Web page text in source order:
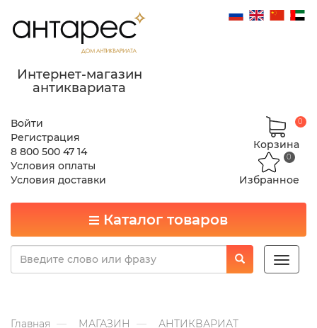
Интернет-магазин
антиквариата
Войти
Регистрация
8 800 500 47 14
Условия оплаты
Условия доставки
Корзина
0
Избранное
0
Каталог товаров
Toggle
Главная МАГАЗИН
АНТИКВАРИАТ